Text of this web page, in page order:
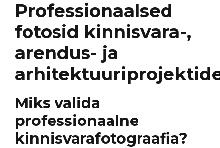
Professionaalsed
fotosid kinnisvara-,
arendus- ja
Miks valida
professionaalne
kinnisvarafotograafia?